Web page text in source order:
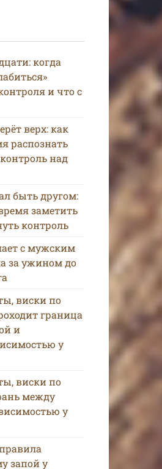
когда
и что с
верх: как
распознать
над
быть другом:
заметить
контроль
с мужским
за ужином до
виски по
граница
и
у
виски по
между
у
запой у